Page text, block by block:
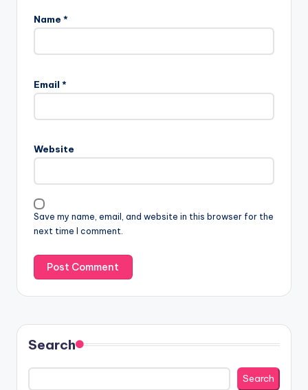
Name *
Email *
Website
Save my name, email, and website in this browser for the
next time I comment.
Search
Search